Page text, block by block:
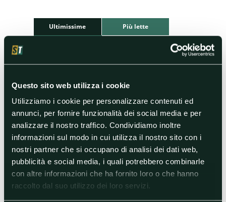
Questo sito web utilizza i cookie
Utilizziamo i cookie per personalizzare contenuti ed
annunci, per fornire funzionalità dei social media e per
analizzare il nostro traffico. Condividiamo inoltre
informazioni sul modo in cui utilizza il nostro sito con i
nostri partner che si occupano di analisi dei dati web,
pubblicità e social media, i quali potrebbero combinarle
con altre informazioni che ha fornito loro o che hanno
raccolto dal suo utilizzo dei loro servizi.
Ultimissime
Più lette